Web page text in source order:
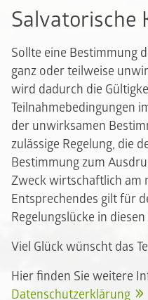
Salvatorische
Sollte eine Bestimmung
ganz oder teilweise
wird dadurch die
Teilnahmebedingungen
der unwirksamen
zulässige Regelung, die
Bestimmung zum
Zweck wirtschaftlich am
Entsprechendes gilt für
Regelungslücke in
Viel Glück wünscht das
Hier finden Sie weitere
Datenschutzerklärung